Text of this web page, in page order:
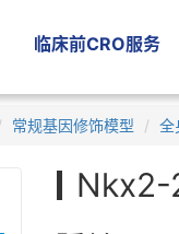
临床前CRO服务
常规基因修饰模型 全
Nkx2-